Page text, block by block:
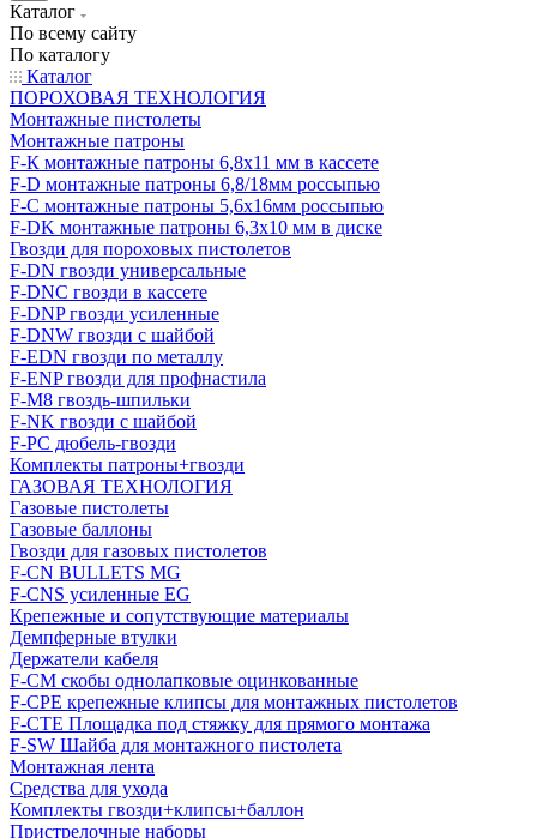
Каталог
По всему сайту
По каталогу
Каталог
ПОРОХОВАЯ ТЕХНОЛОГИЯ
Монтажные пистолеты
Монтажные патроны
F-К монтажные патроны 6,8х11 мм в кассете
F-D монтажные патроны 6,8/18мм россыпью
F-C монтажные патроны 5,6х16мм россыпью
F-DK монтажные патроны 6,3х10 мм в диске
Гвозди для пороховых пистолетов
F-DN гвозди универсальные
F-DNC гвозди в кассете
F-DNP гвозди усиленные
F-DNW гвозди с шайбой
F-EDN гвозди по металлу
F-ENP гвозди для профнастила
F-M8 гвоздь-шпильки
F-NK гвозди с шайбой
F-PC дюбель-гвозди
Комплекты патроны+гвозди
ГАЗОВАЯ ТЕХНОЛОГИЯ
Газовые пистолеты
Газовые баллоны
Гвозди для газовых пистолетов
F-CN BULLETS MG
F-CNS усиленные EG
Крепежные и сопутствующие материалы
Демпферные втулки
Держатели кабеля
F-CM скобы однолапковые оцинкованные
F-CPE крепежные клипсы для монтажных пистолетов
F-CTE Площадка под стяжку для прямого монтажа
F-SW Шайба для монтажного пистолета
Монтажная лента
Средства для ухода
Комплекты гвозди+клипсы+баллон
Пристрелочные наборы